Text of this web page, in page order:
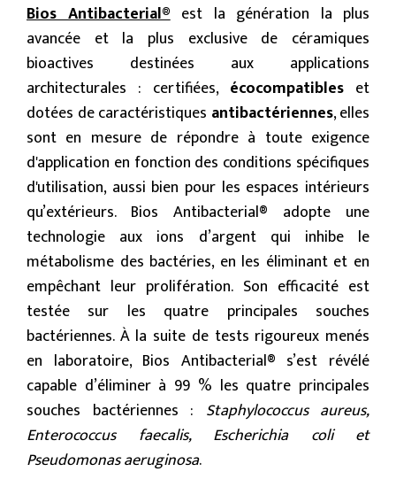
Bios Antibacterial®est la génération la plus
avancée et la plus exclusive de céramiques
bioactives destinées aux applications
architecturales : certifiées, écocompatibles et
dotées de caractéristiques antibactériennes, elles
sont en mesure de répondre à toute exigence
d'application en fonction des conditions spécifiques
d'utilisation, aussi bien pour les espaces intérieurs
qu’extérieurs. Bios Antibacterial® adopte une
technologie aux ions d’argent qui inhibe le
métabolisme des bactéries, en les éliminant et en
empêchant leur prolifération. Son efficacité est
testée sur les quatre principales souches
bactériennes. À la suite de tests rigoureux menés
en laboratoire, Bios Antibacterial® s’est révélé
capable d’éliminer à 99 % les quatre principales
souches bactériennes : Staphylococcus aureus,
Enterococcus faecalis, Escherichia coli et
Pseudomonas aeruginosa.